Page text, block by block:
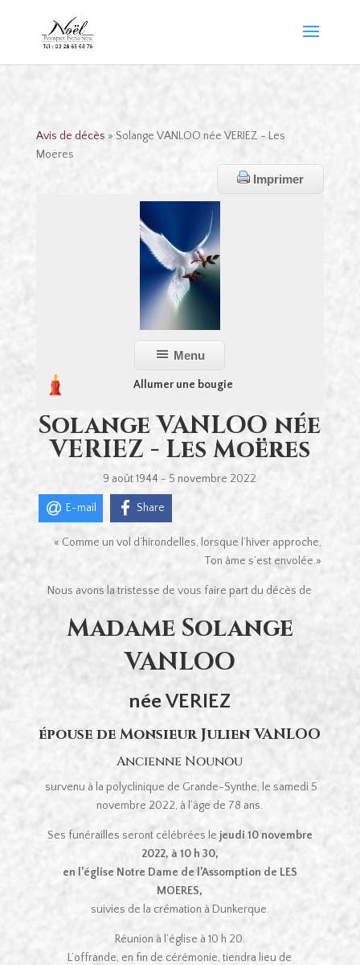
Avis de décès » Solange VANLOO née VERIEZ - Les
Moëres
Imprimer
Menu
Allumer une bougie
Solange VANLOO née
VERIEZ - Les Moëres
9 août 1944 - 5 novembre 2022
E-mail Share
« Comme un vol d’hirondelles, lorsque l’hiver approche,
Ton âme s’est envolée.»
Nous avons la tristesse de vous faire part du décès de
Madame Solange
VANLOO
née VERIEZ
épouse de Monsieur Julien VANLOO
Ancienne Nounou
survenu à la polyclinique de Grande-Synthe, le samedi 5
novembre 2022, à l’âge de 78 ans.
Ses funérailles seront célébrées le jeudi 10 novembre
2022, à 10 h 30,
en l’église Notre Dame de l’Assomption de LES
MOERES,
suivies de la crémation à Dunkerque.
Réunion à l’église à 10 h 20.
L’offrande, en fin de cérémonie, tiendra lieu de